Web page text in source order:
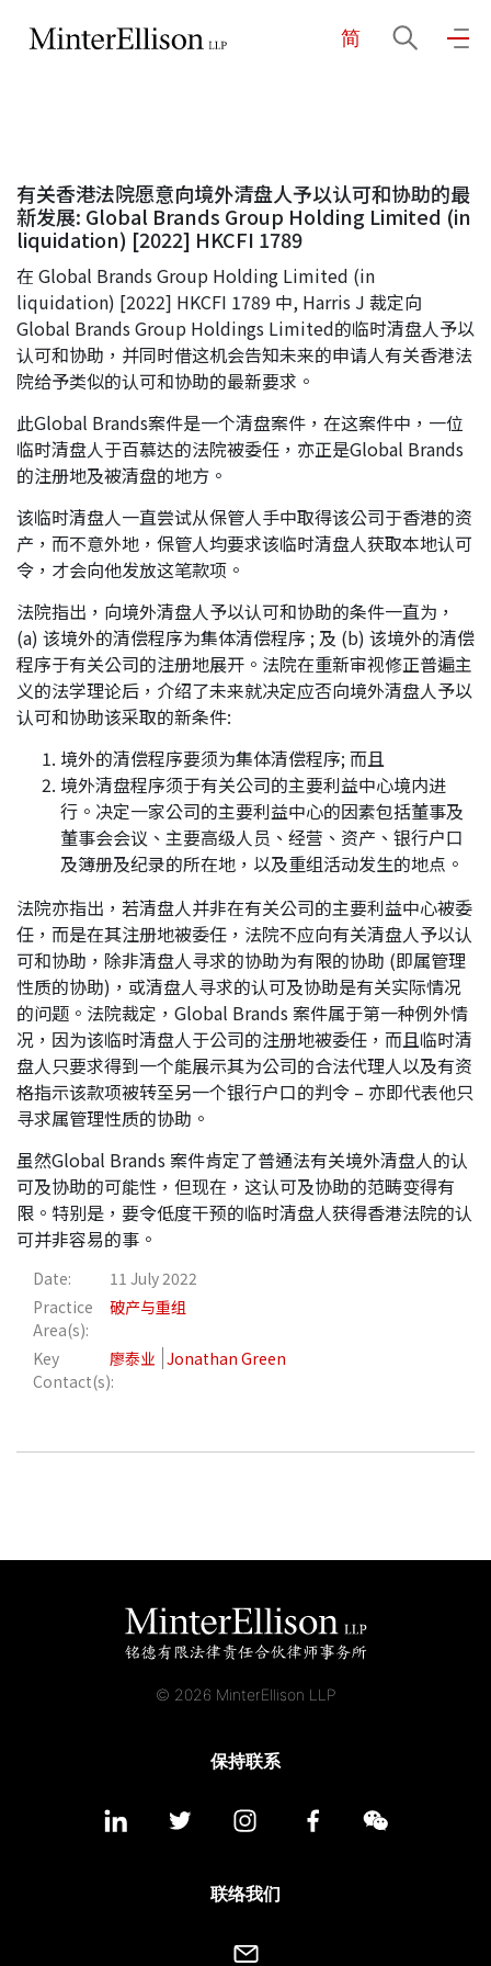
简
关于我们
业务领域
我们的团队
社区投入
应届毕业生招聘
联络我们
最新消息
地点
有关香港法院愿意向境外清盘人予以认可和协助的最
新发展: Global Brands Group Holding Limited (in
liquidation) [2022] HKCFI 1789
在 Global Brands Group Holding Limited (in
liquidation) [2022] HKCFI 1789 中, Harris J 裁定向
Global Brands Group Holdings Limited的临时清盘人予以
认可和协助，并同时借这机会告知未来的申请人有关香港法
院给予类似的认可和协助的最新要求。
此Global Brands案件是一个清盘案件，在这案件中，一位
临时清盘人于百慕达的法院被委任，亦正是Global Brands
的注册地及被清盘的地方。
该临时清盘人一直尝试从保管人手中取得该公司于香港的资
产，而不意外地，保管人均要求该临时清盘人获取本地认可
令，才会向他发放这笔款项。
法院指出，向境外清盘人予以认可和协助的条件一直为，
(a) 该境外的清偿程序为集体清偿程序 ; 及 (b) 该境外的清偿
程序于有关公司的注册地展开。法院在重新审视修正普遍主
义的法学理论后，介绍了未来就决定应否向境外清盘人予以
认可和协助该采取的新条件:
境外的清偿程序要须为集体清偿程序; 而且
境外清盘程序须于有关公司的主要利益中心境内进
行。决定一家公司的主要利益中心的因素包括董事及
董事会会议、主要高级人员、经营、资产、银行户口
及簿册及纪录的所在地，以及重组活动发生的地点。
法院亦指出，若清盘人并非在有关公司的主要利益中心被委
任，而是在其注册地被委任，法院不应向有关清盘人予以认
可和协助，除非清盘人寻求的协助为有限的协助 (即属管理
性质的协助)，或清盘人寻求的认可及协助是有关实际情况
的问题。法院裁定，Global Brands 案件属于第一种例外情
况，因为该临时清盘人于公司的注册地被委任，而且临时清
盘人只要求得到一个能展示其为公司的合法代理人以及有资
格指示该款项被转至另一个银行户口的判令 – 亦即代表他只
寻求属管理性质的协助。
虽然Global Brands 案件肯定了普通法有关境外清盘人的认
可及协助的可能性，但现在，这认可及协助的范畴变得有
限。特别是，要令低度干预的临时清盘人获得香港法院的认
可并非容易的事。
Date:
11 July 2022
Practice
Area(s):
破产与重组
Key
Contact(s):
廖泰业 Jonathan Green
© 2026 MinterEllison LLP
保持联系
联络我们